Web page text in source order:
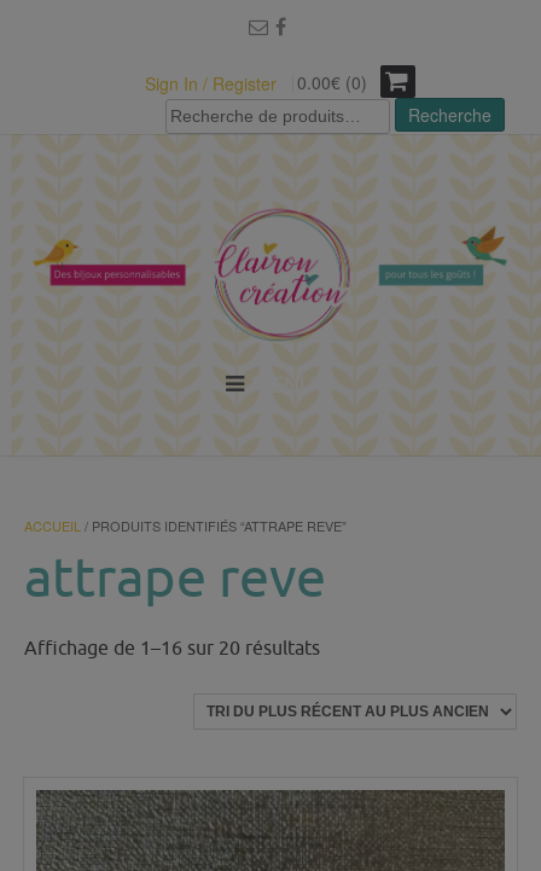
Sign In / Register
0.00€ (0)
Recherche
pour :
Recherche
ACCUEIL / PRODUITS IDENTIFIÉS “ATTRAPE REVE”
attrape reve
Affichage de 1–16 sur 20 résultatsTrié
plus
plus
ancien